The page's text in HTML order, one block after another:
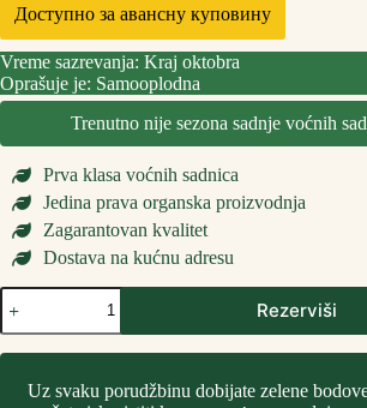
Доступно за авансну куповину
Vreme sazrevanja: Kraj oktobra
Oprašuje je: Samooplodna
Trenutno nije sezona sadnje voćnih
Prva klasa voćnih sadnica
Jedina prava organska proizvodnja
Zagarantovan kvalitet
Dostava na kućnu adresu
Sadnice
Mušmule
Domaća
количина
Rezerviši
Uz svaku porudžbinu dobijate zelene